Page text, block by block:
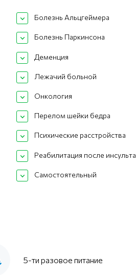
Болезнь Альцгеймера
Болезнь Паркинсона
Деменция
Лежачий больной
Онкология
Перелом шейки бедра
Психические расстройства
Реабилитация после инсульта
Самостоятельный
5-ти разовое питание